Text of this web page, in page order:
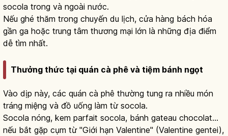
socola trong và ngoài nước.
Nếu ghé thăm trong chuyến du lịch, cửa hàng bách hóa
gần ga hoặc trung tâm thương mại lớn là những địa điểm
dễ tìm nhất.
Thưởng thức tại quán cà phê và tiệm bánh ngọt
Vào dịp này, các quán cà phê thường tung ra nhiều món
tráng miệng và đồ uống làm từ socola.
Socola nóng, kem parfait socola, bánh gateau chocolat...
nếu bắt gặp cụm từ "Giới hạn Valentine" (Valentine gentei),